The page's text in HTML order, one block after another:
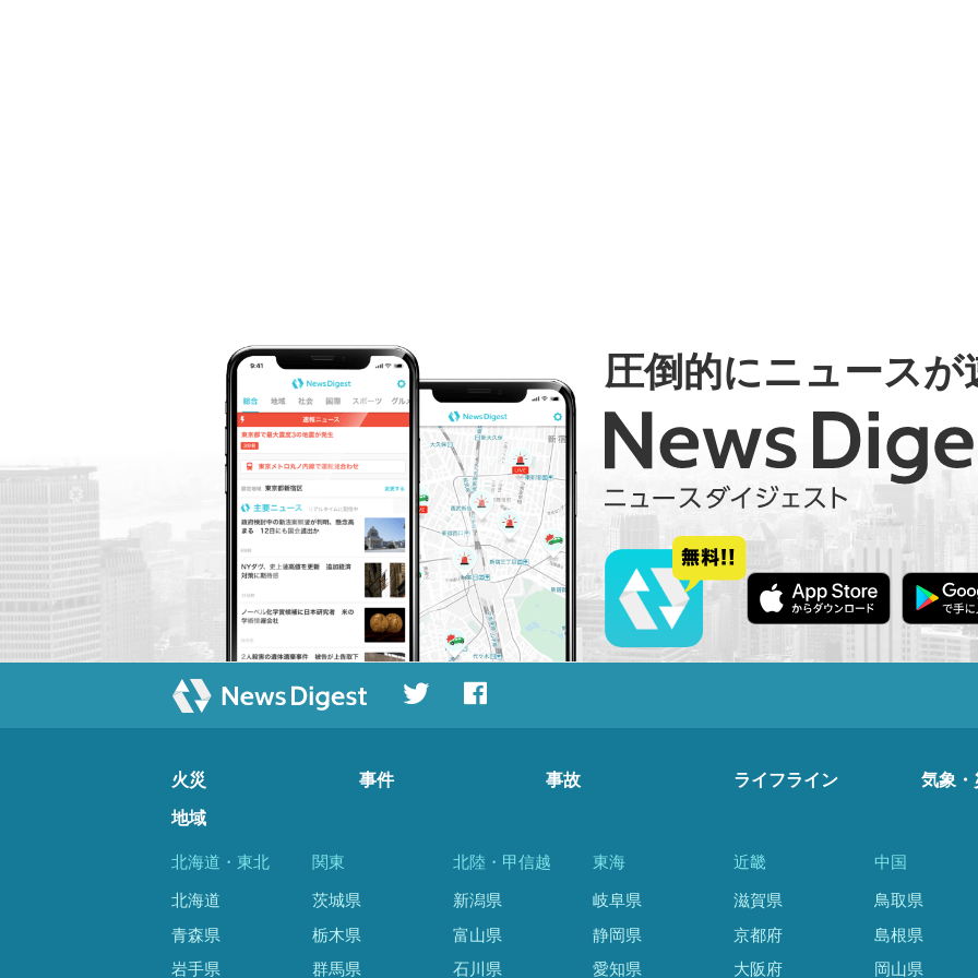
圧倒的にニュースが
火災 事件 事故 ライフライン 気象・
地域
北海道・東北
北海道
青森県
岩手県
関東
茨城県
栃木県
群馬県
北陸・甲信越
新潟県
富山県
石川県
東海
岐阜県
静岡県
愛知県
近畿
滋賀県
京都府
大阪府
中国
鳥取県
島根県
岡山県